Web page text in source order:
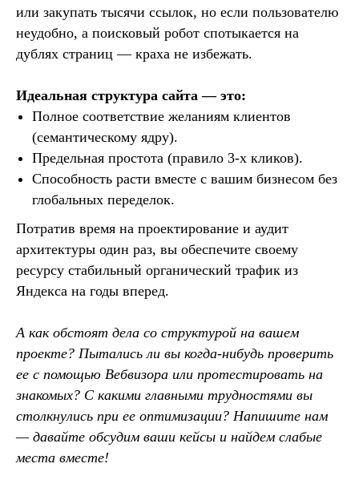
или закупать тысячи ссылок, но если пользователю
неудобно, а поисковый робот спотыкается на
дублях страниц — краха не избежать.
Идеальная структура сайта — это:
Полное соответствие желаниям клиентов
(семантическому ядру).
Предельная простота (правило 3-х кликов).
Способность расти вместе с вашим бизнесом без
глобальных переделок.
Потратив время на проектирование и аудит
архитектуры один раз, вы обеспечите своему
ресурсу стабильный органический трафик из
Яндекса на годы вперед.
А как обстоят дела со структурой на вашем
проекте? Пытались ли вы когда-нибудь проверить
ее с помощью Вебвизора или протестировать на
знакомых? С какими главными трудностями вы
столкнулись при ее оптимизации? Напишите нам
— давайте обсудим ваши кейсы и найдем слабые
места вместе!